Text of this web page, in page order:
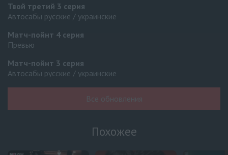
Твой третий 3 серия
Автосабы русские / украинские
Матч-пойнт 4 серия
Превью
Матч-пойнт 3 серия
Автосабы русские / украинские
Летние облака пробуждают любовь и бури
Все обновления
Похожее